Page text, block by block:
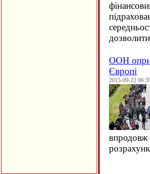
ООН
Європі
2015-09-22
впродовж